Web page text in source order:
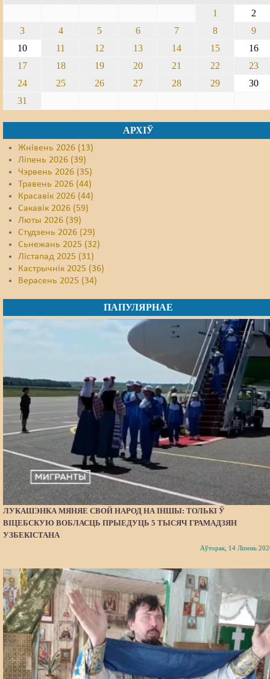
1
2
3
4 5 6 7 8
9
10
11 12 13 14 15
16
17
18 19 20 21 22
23
24
25 26 27 28 29
30
31
АРХІЎ
Жнівень 2026 (13)
Ліпень 2026 (39)
Чэрвень 2026 (35)
Травень 2026 (44)
Красавік 2026 (44)
Сакавік 2026 (59)
Люты 2026 (39)
Студзень 2026 (29)
Сьнежань 2025 (32)
Лістапад 2025 (31)
Кастрычнік 2025 (36)
Верасень 2025 (34)
ПАПУЛЯРНАЕ
ЛУКАШЭНКА МЯНЯЕ СВОЙ НАРОД НА ІНШЫ: ТОЛЬКІ Ў
ВІЦЕБСКУЮ ВОБЛАСЦЬ ПРЫЕДУЦЬ 5 ТЫСЯЧ ГРАМАДЗЯН
УЗБЕКІСТАНА
Аўторак, 14 Ліпень